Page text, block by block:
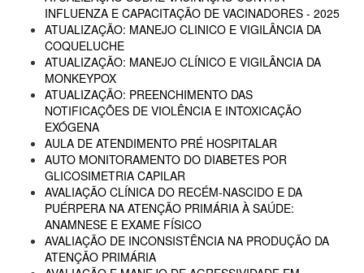
INFLUENZA E CAPACITAÇÃO DE VACINADORES - 2025
ATUALIZAÇÃO: MANEJO CLINICO E VIGILÂNCIA DA
COQUELUCHE
ATUALIZAÇÃO: MANEJO CLÍNICO E VIGILÂNCIA DA
MONKEYPOX
ATUALIZAÇÃO: PREENCHIMENTO DAS
NOTIFICAÇÕES DE VIOLÊNCIA E INTOXICAÇÃO
EXÓGENA
AULA DE ATENDIMENTO PRÉ HOSPITALAR
AUTO MONITORAMENTO DO DIABETES POR
GLICOSIMETRIA CAPILAR
AVALIAÇÃO CLÍNICA DO RECÉM-NASCIDO E DA
PUÉRPERA NA ATENÇÃO PRIMÁRIA À SAÚDE:
ANAMNESE E EXAME FÍSICO
AVALIAÇÃO DE INCONSISTÊNCIA NA PRODUÇÃO DA
ATENÇÃO PRIMÁRIA